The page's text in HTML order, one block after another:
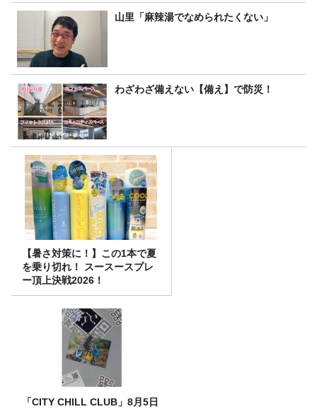
山里「麻辣湯でなめられたくない」
わざわざ備えない【備え】で防災！
【暑さ対策に！】この1本で夏
を乗り切れ！ スースースプレ
ー頂上決戦2026！
「CITY CHILL CLUB」8月5日